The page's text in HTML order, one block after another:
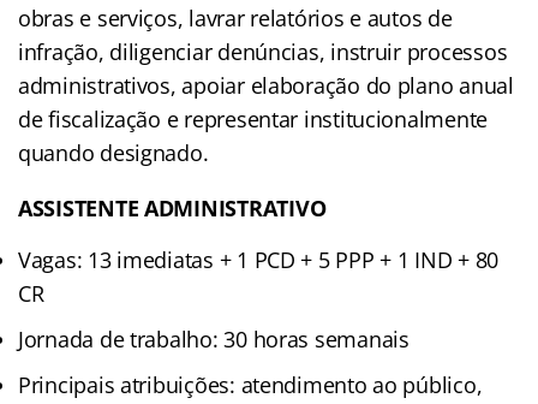
obras e serviços, lavrar relatórios e autos de
infração, diligenciar denúncias, instruir processos
administrativos, apoiar elaboração do plano anual
de fiscalização e representar institucionalmente
quando designado.
ASSISTENTE ADMINISTRATIVO
Vagas: 13 imediatas + 1 PCD + 5 PPP + 1 IND + 80
CR
Jornada de trabalho: 30 horas semanais
Principais atribuições: atendimento ao público,